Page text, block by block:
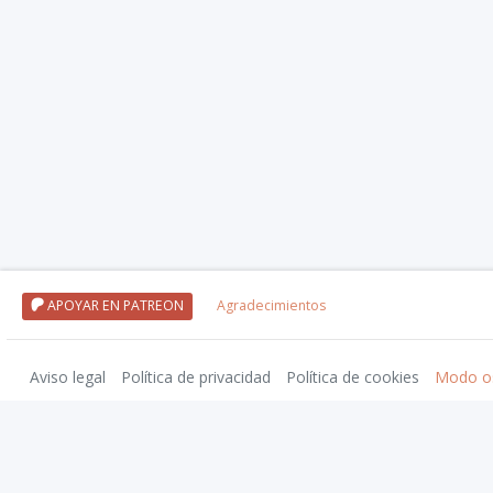
APOYAR EN PATREON Agradecimientos
Aviso legal Política de privacidad Política de cookies Modo